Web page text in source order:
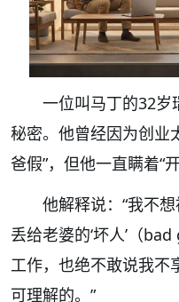
一位叫马丁的32岁
秘密。他曾经因为创业
爸假”，但他一直瞒着“
他解释说：“我不
丢给老婆的‘坏人’（
工作，也绝不敢说我不
可理解的。”